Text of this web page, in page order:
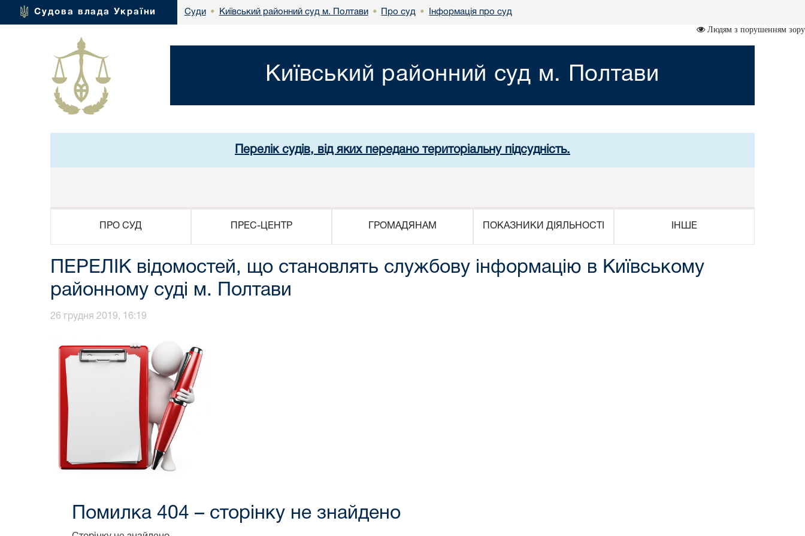
Судова влада України Суди • Київський районний суд м. Полтави • Про суд • Інформація про суд
Людям з порушенням зору
Київський районний суд м. Полтави
Перелік судів, від яких передано територіальну підсудність.
ПРО СУД ПРЕС-ЦЕНТР ГРОМАДЯНАМ ПОКАЗНИКИ ДІЯЛЬНОСТІ ІНШЕ
ПЕРЕЛІК відомостей, що становлять службову інформацію в Київському
районному суді м. Полтави
26 грудня 2019, 16:19
Помилка 404 – сторінку не знайдено